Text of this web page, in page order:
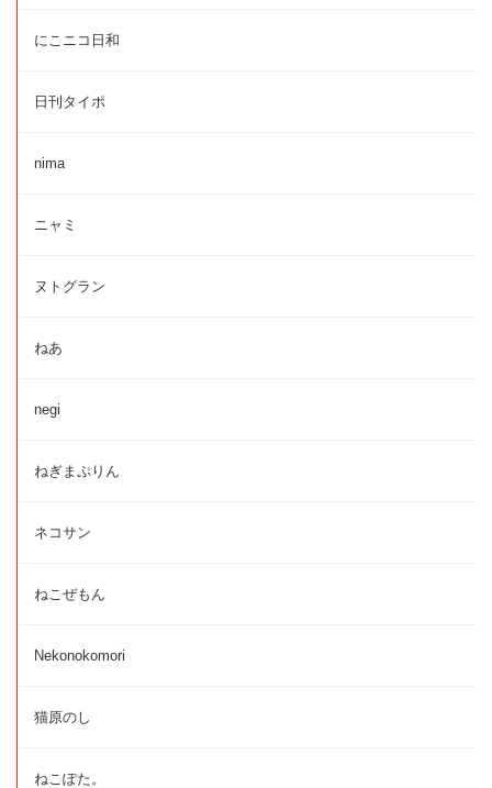
にこニコ日和
日刊タイポ
nima
ニャミ
ヌトグラン
ねあ
negi
ねぎまぷりん
ネコサン
ねこぜもん
Nekonokomori
猫原のし
ねこぽた。